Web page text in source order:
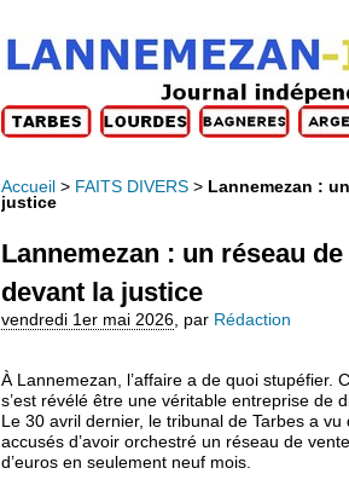
Accueil > FAITS DIVERS > Lannemezan :
justice
Lannemezan : un réseau
devant la justice
vendredi 1er mai 2026 par Rédaction
À Lannemezan, l’affaire a de quoi stupéfier.
s’est révélé être une véritable entreprise de
Le 30 avril dernier, le tribunal de Tarbes a
accusés d’avoir orchestré un réseau de
d’euros en seulement neuf mois.